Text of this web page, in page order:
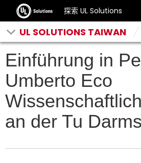
探索 UL Solutions
UL SOLUTIONS TAIWAN
Einführung in
Umberto Eco
an der Tu